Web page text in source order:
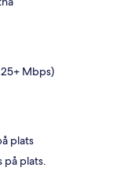
Mbps)
plats
på plats.